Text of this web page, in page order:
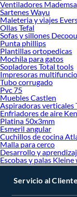
Ventiladores Mademsa
Sartenes Wayu
Maleteria y viajes
Ollas Tefal
Sofas y sillones
Punta phillips
Plantillas ortopedicas
Mochila para gatos
Sopladores Total tools
Impresoras
Tubo corrugado
Pvc 75
Muebles Castlen
Aspiradoras verticales
Enfriadores de aire
Platina 50x3mm
Esmeril angular
Cuchillos de cocina
Malla para cerco
Desarrollo y
Escobas y palas Kleine
Servicio al Cliente